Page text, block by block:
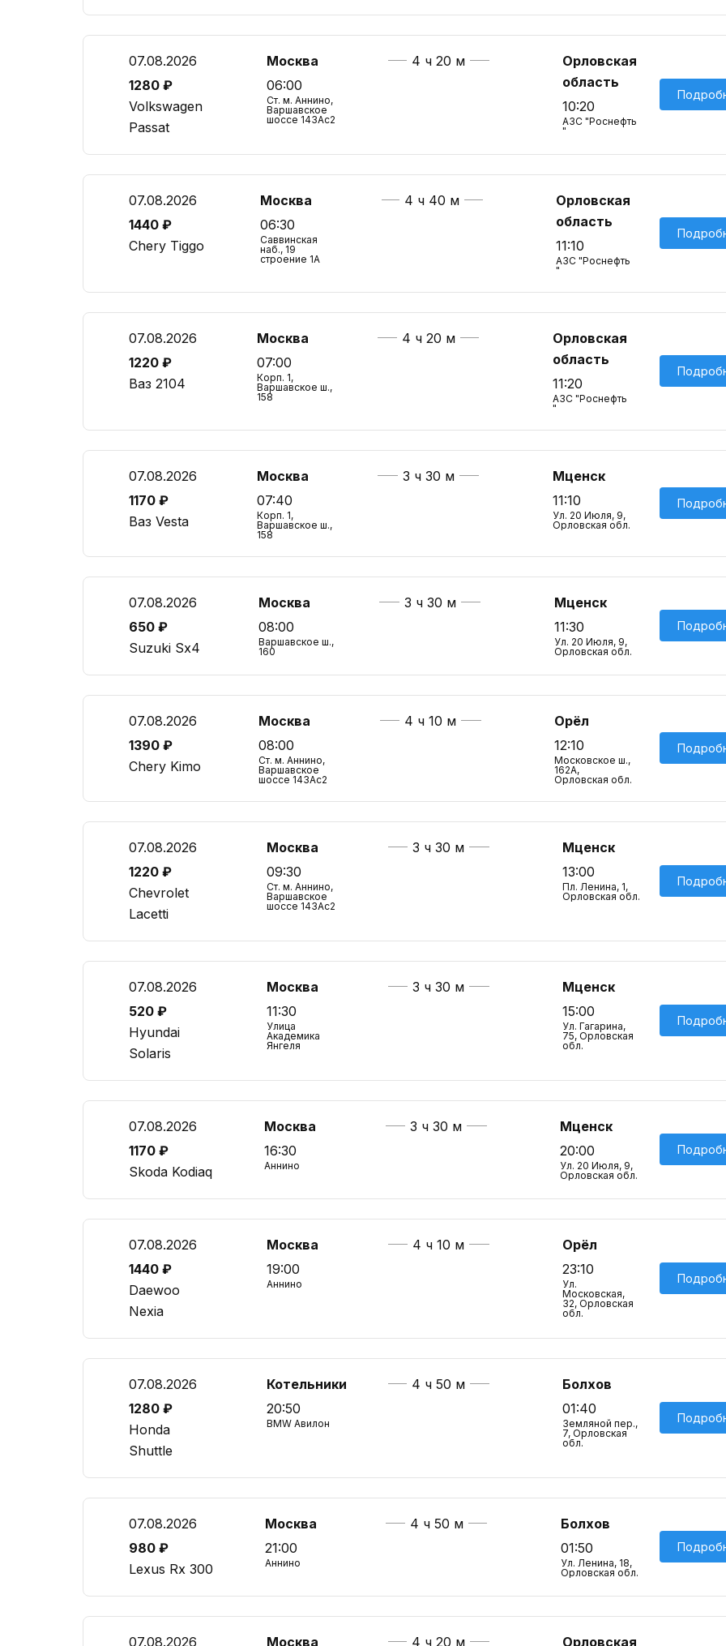
07.08.2026
1280 ₽
Volkswagen
Passat
Москва
06:00
Ст. м. Аннино,
Варшавское
шоссе 143Ас2
4 ч 20 м
Орловская
область
10:20
АЗС "Роснефть
"
07.08.2026
1440 ₽
Chery Tiggo
Москва
06:30
Саввинская
наб., 19
строение 1А
4 ч 40 м
Орловская
область
11:10
АЗС "Роснефть
"
07.08.2026
1220 ₽
Ваз 2104
Москва
07:00
Корп. 1,
Варшавское ш.,
158
4 ч 20 м
Орловская
область
11:20
АЗС "Роснефть
"
07.08.2026
1170 ₽
Ваз Vesta
Москва
07:40
Корп. 1,
Варшавское ш.,
158
3 ч 30 м
Мценск
11:10
Ул. 20 Июля, 9,
Орловская обл.
07.08.2026
650 ₽
Suzuki Sx4
Москва
08:00
Варшавское ш.,
160
3 ч 30 м
Мценск
11:30
Ул. 20 Июля, 9,
Орловская обл.
07.08.2026
1390 ₽
Chery Kimo
Москва
08:00
Ст. м. Аннино,
Варшавское
шоссе 143Ас2
4 ч 10 м
Орёл
12:10
Московское ш.,
162А,
Орловская обл.
07.08.2026
1220 ₽
Chevrolet
Lacetti
Москва
09:30
Ст. м. Аннино,
Варшавское
шоссе 143Ас2
3 ч 30 м
Мценск
13:00
Пл. Ленина, 1,
Орловская обл.
07.08.2026
520 ₽
Hyundai
Solaris
Москва
11:30
Улица
Академика
Янгеля
3 ч 30 м
Мценск
15:00
Ул. Гагарина,
75, Орловская
обл.
07.08.2026
1170 ₽
Skoda Kodiaq
Москва
16:30
Аннино
3 ч 30 м
Мценск
20:00
Ул. 20 Июля, 9,
Орловская обл.
07.08.2026
1440 ₽
Daewoo
Nexia
Москва
19:00
Аннино
4 ч 10 м
Орёл
23:10
Ул.
Московская,
32, Орловская
обл.
07.08.2026
1280 ₽
Honda
Shuttle
Котельники
20:50
BMW Авилон
4 ч 50 м
Болхов
01:40
Земляной пер.,
7, Орловская
обл.
07.08.2026
980 ₽
Lexus Rx 300
Москва
21:00
Аннино
4 ч 50 м
Болхов
01:50
Ул. Ленина, 18,
Орловская обл.
07.08.2026 Москва 4 ч 20 м Орловская